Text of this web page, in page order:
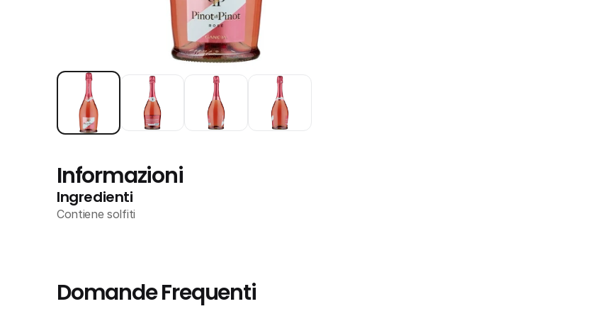
Informazioni
Ingredienti
Contiene solfiti
Domande Frequenti